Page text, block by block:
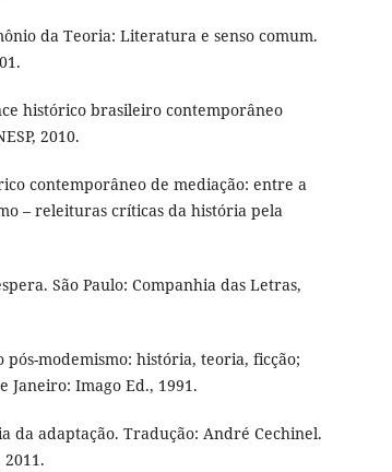
da Teoria: Literatura e senso comum.
histórico brasileiro contemporâneo
2010.
contemporâneo de mediação: entre a
– releituras críticas da história pela
São Paulo: Companhia das Letras,
pós-modemismo: história, teoria, ficção;
Janeiro: Imago Ed., 1991.
da adaptação. Tradução: André Cechinel.